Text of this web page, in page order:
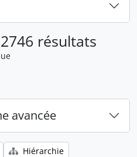
résultats
avancée
Hiérarchie